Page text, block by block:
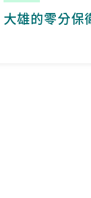
大雄的零分保